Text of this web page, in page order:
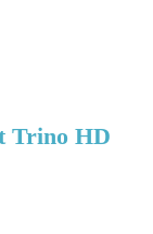
Trino HD